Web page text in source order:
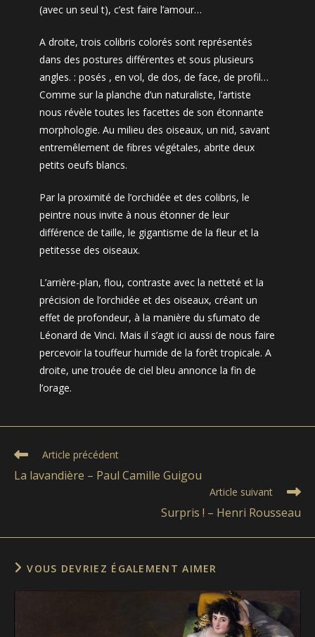
(avec un seul t), c’est faire l’amour…
A droite, trois colibris colorés sont représentés
dans des postures différentes et sous plusieurs
angles. : posés , en vol, de dos, de face, de profil…
Comme sur la planche d’un naturaliste, l’artiste
nous révèle toutes les facettes de son étonnante
morphologie. Au milieu des oiseaux, un nid, savant
entremêlement de fibres végétales, abrite deux
petits oeufs blancs.
Par la proximité de l’orchidée et des colibris, le
peintre nous invite à nous étonner de leur
différence de taille, le gigantisme de la fleur et la
petitesse des oiseaux.
L’arrière-plan, flou, contraste avec la netteté et la
précision de l’orchidée et des oiseaux, créant un
effet de profondeur, à la manière du sfumato de
Léonard de Vinci. Mais il s’agit ici aussi de nous faire
percevoir la touffeur humide de la forêt tropicale. A
droite, une trouée de ciel bleu annonce la fin de
l’orage.
Read
articles
Article précédent
La lavandière – Paul Camille Guigou
Article suivant
Surpris ! – Henri Rousseau
VOUS DEVRIEZ ÉGALEMENT AIMER